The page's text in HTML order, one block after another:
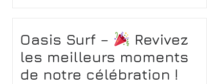
Oasis Surf –
Revivez
les meilleurs moments
de notre célébration !